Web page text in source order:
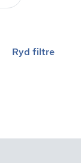
Ryd filtre